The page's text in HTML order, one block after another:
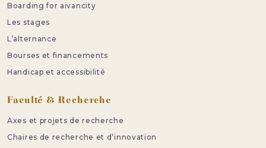
Boarding for aivancity
Les stages
L’alternance
Bourses et financements
Handicap et accessibilité
Faculté & Recherche
Axes et projets de recherche
Chaires de recherche et d’innovation